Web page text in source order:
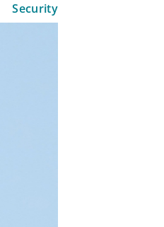
Security